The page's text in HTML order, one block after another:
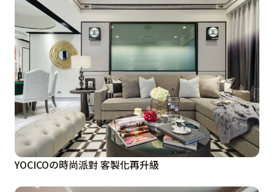
YOCICOの時尚派對 客製化再升級